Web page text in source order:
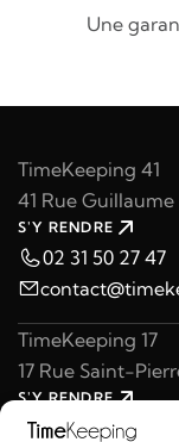
Une
TimeKeeping 41
41 Rue
S'Y RENDRE
02 31 50 27 47
TimeKeeping 17
17 Rue Saint-
S'Y RENDRE
02 31 47 49 97